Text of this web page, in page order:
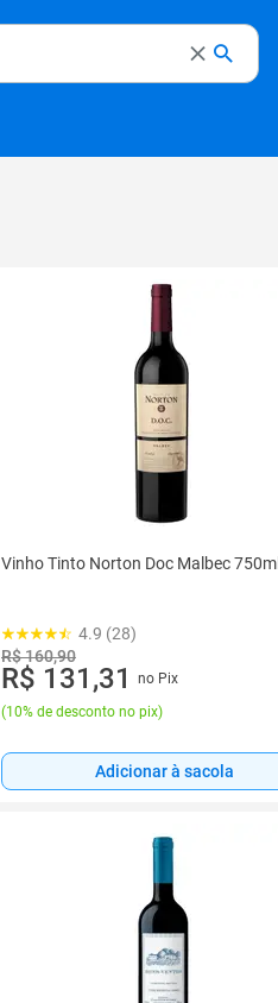
Vinho Tinto Norton Doc Malbec 750ml
4.9 (28)
R$ 160,90
R$ 131,31
no Pix
(10% de desconto no pix)
Adicionar à sacola